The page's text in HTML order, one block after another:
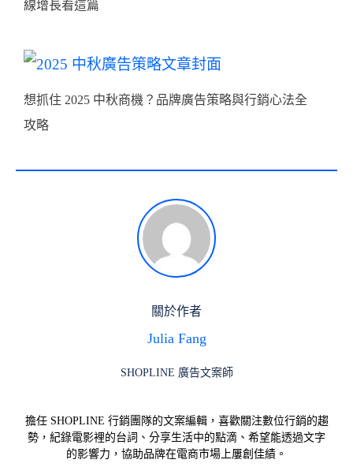
線增長看這篇
想抓住 2025 中秋商機？品牌廣告策略與行銷心法全
攻略
關於作者
Julia Fang
SHOPLINE 廣告文案師
擔任 SHOPLINE 行銷團隊的文案編輯，喜歡關注數位行銷的趨
勢，紀錄電影裡的台詞、分享生活中的點滴、希望能透過文字
的影響力，協助品牌在電商市場上屢創佳績。